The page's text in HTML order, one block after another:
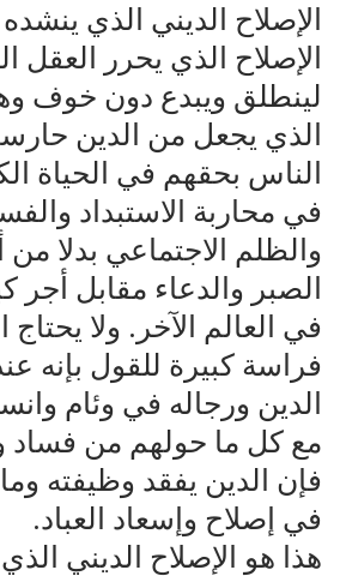
الإصلاح الديني الذي
الإصلاح الذي يحرر العقل
لينطلق ويبدع دون خوف
الذي يجعل من الدين
الناس بحقهم في الحياة
في محاربة الاستبداد
والظلم الاجتماعي بدلا
الصبر والدعاء مقابل أجر
في العالم الآخر. ولا يحتاج
فراسة كبيرة للقول بإنه
الدين ورجاله في وئام
مع كل ما حولهم من فساد
فإن الدين يفقد وظيفته
في إصلاح وإسعاد العباد.
هذا هو الإصلاح الديني